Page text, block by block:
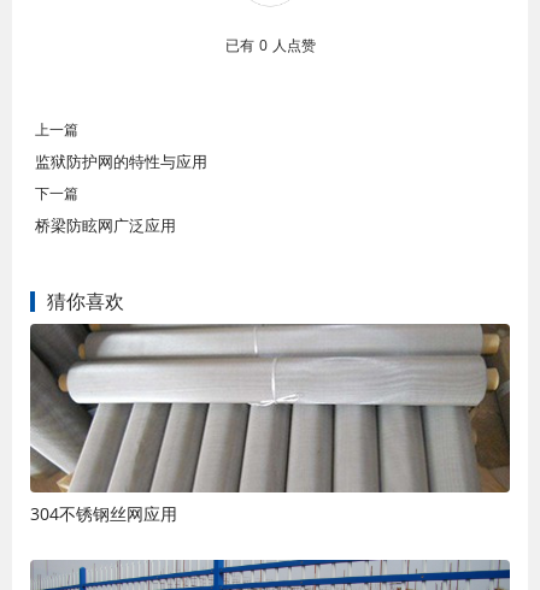
已有 0 人点赞
上一篇
监狱防护网的特性与应用
下一篇
桥梁防眩网广泛应用
猜你喜欢
304不锈钢丝网应用